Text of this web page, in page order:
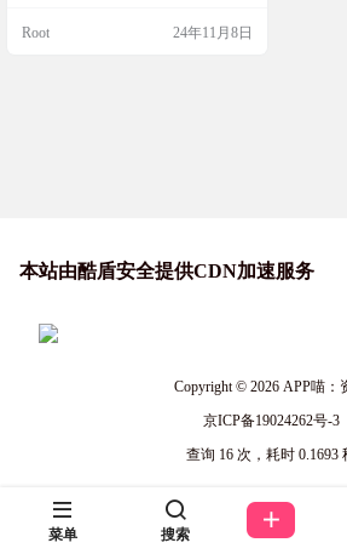
乐趣。它支持多种播放模式，还能
Root 24年11月8日
本站由酷盾安全提供CDN加速服务
Copyright © 2026APP喵：
京ICP备19024262号-3
查询 16 次，耗时 0.1693
菜单 搜索